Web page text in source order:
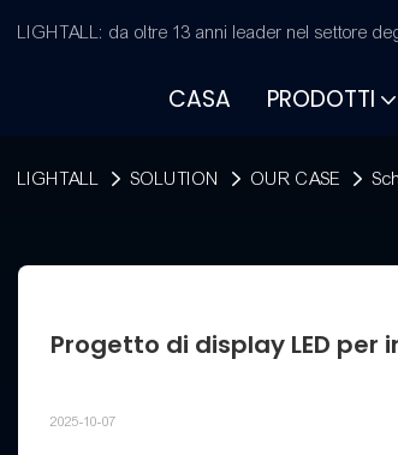
LIGHTALL: da oltre 13 anni leader nel settore
CASA PRODOTTI
LIGHTALL SOLUTION OUR CASE
Progetto di display LED
2025-10-07